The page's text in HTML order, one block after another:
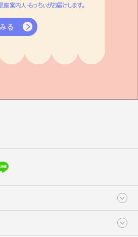
案内人・もっちぃがお届けします。
る